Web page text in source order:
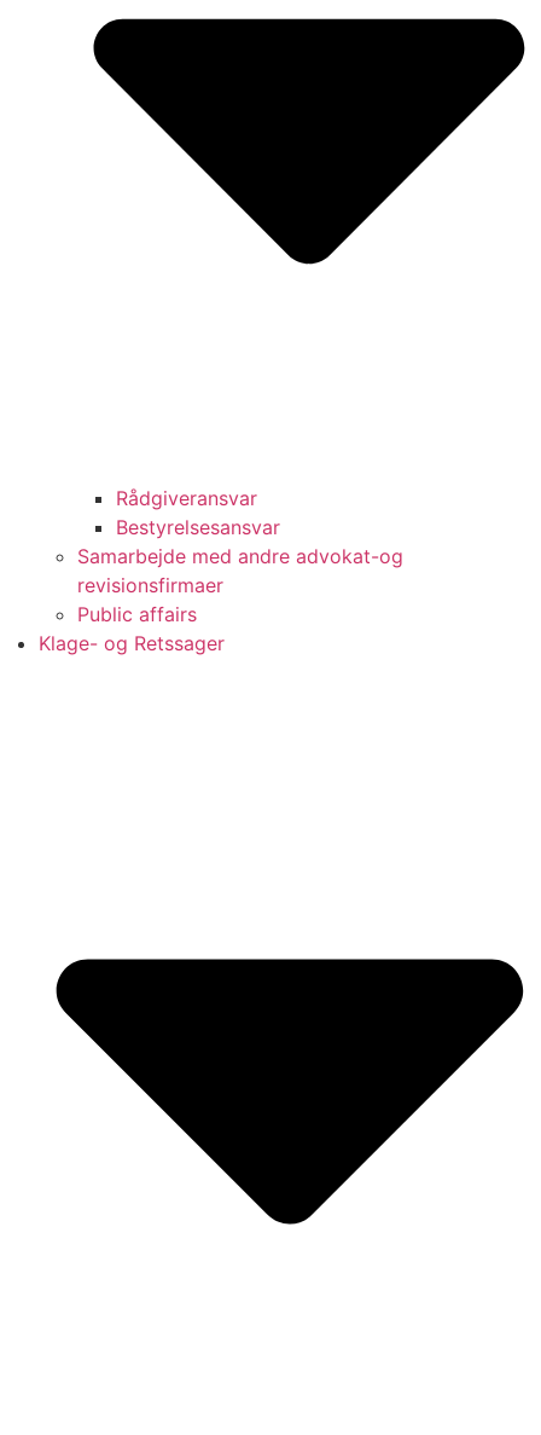
Rådgiveransvar
Bestyrelsesansvar
Samarbejde med andre advokat-og
revisionsfirmaer
Public affairs
Klage- og Retssager